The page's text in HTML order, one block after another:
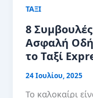
ΤΑΞΙ
8
Ασφαλή
το Ταξί
24 Ιουλίου, 2025
Το καλοκαίρι